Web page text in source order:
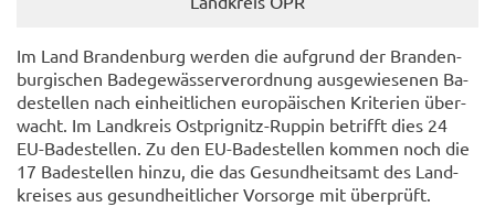
Im Land Bran­den­burg wer­den die auf­grund der Bran­den­
bur­gi­schen Ba­de­ge­wäs­ser­ver­ord­nung aus­ge­wie­se­nen Ba­
de­stel­len nach ein­heit­li­chen eu­ro­päi­schen Kri­te­ri­en über­
wacht. Im Land­kreis Ostprignitz-​Ruppin be­trifft dies 24
EU-​Badestellen. Zu den EU-​Badestellen kom­men noch die
17 Ba­de­stel­len hinzu, die das Ge­sund­heits­amt des Land­
krei­ses aus ge­sund­heit­li­cher Vor­sor­ge mit über­prüft.